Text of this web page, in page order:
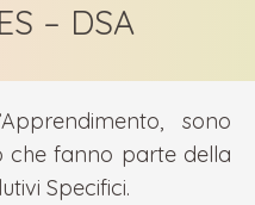
– DSA
sono
che fanno parte della
Specifici.